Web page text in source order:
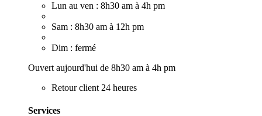
Lun au ven : 8h30 am à 4h pm
Sam : 8h30 am à 12h pm
Dim : fermé
Ouvert aujourd'hui de 8h30 am à 4h pm
Retour client 24 heures
Services